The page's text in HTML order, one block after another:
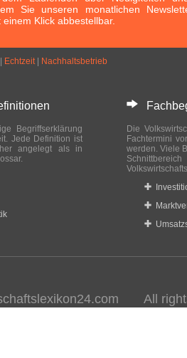
Sie unseren monatlichen
Klick abbestellbar.
Echtzeit| Nachhaltsbetrieb
Begriffserklärung
Jede Definition ist
angelegt als in
Die
Fachtermini
werden. Viele
All